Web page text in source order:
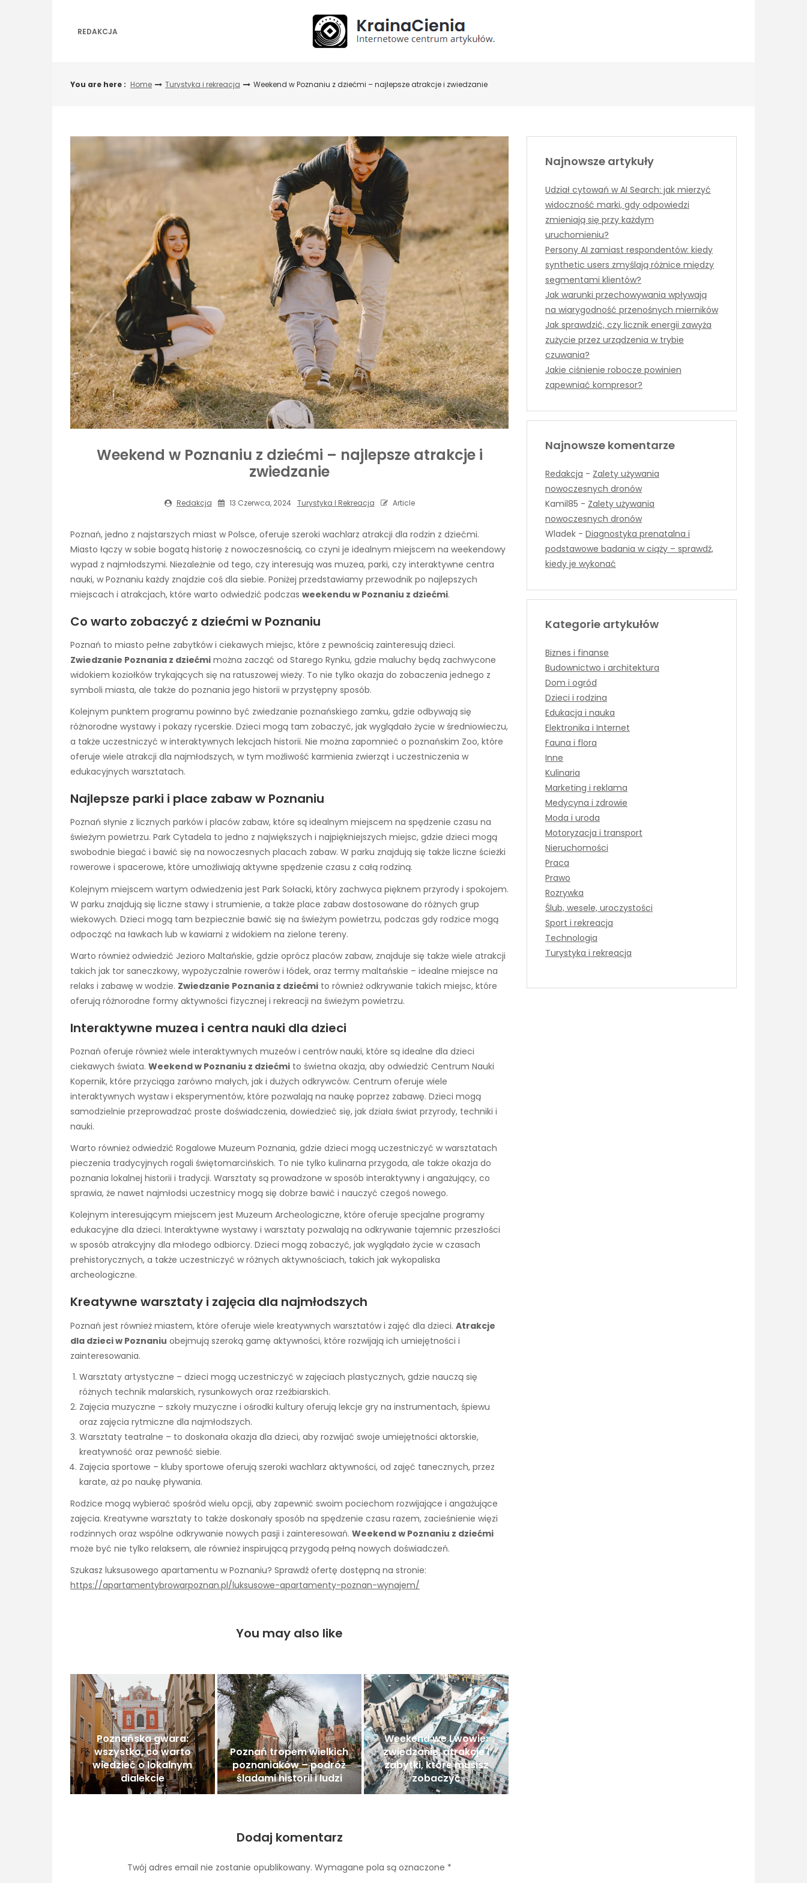
REDAKCJA
You are here : Home Turystyka i rekreacja Weekend w Poznaniu z dziećmi – najlepsze atrakcje i zwiedzanie
Weekend w Poznaniu z dziećmi – najlepsze atrakcje i
zwiedzanie
Redakcja 13 Czerwca, 2024 Turystyka I Rekreacja Article
Poznań, jedno z najstarszych miast w Polsce, oferuje szeroki wachlarz atrakcji dla rodzin z dziećmi.
Miasto łączy w sobie bogatą historię z nowoczesnością, co czyni je idealnym miejscem na weekendowy
wypad z najmłodszymi. Niezależnie od tego, czy interesują was muzea, parki, czy interaktywne centra
nauki, w Poznaniu każdy znajdzie coś dla siebie. Poniżej przedstawiamy przewodnik po najlepszych
miejscach i atrakcjach, które warto odwiedzić podczas weekendu w Poznaniu z dziećmi.
Co warto zobaczyć z dziećmi w Poznaniu
Poznań to miasto pełne zabytków i ciekawych miejsc, które z pewnością zainteresują dzieci.
Zwiedzanie Poznania z dziećmi można zacząć od Starego Rynku, gdzie maluchy będą zachwycone
widokiem koziołków trykających się na ratuszowej wieży. To nie tylko okazja do zobaczenia jednego z
symboli miasta, ale także do poznania jego historii w przystępny sposób.
Kolejnym punktem programu powinno być zwiedzanie poznańskiego zamku, gdzie odbywają się
różnorodne wystawy i pokazy rycerskie. Dzieci mogą tam zobaczyć, jak wyglądało życie w średniowieczu,
a także uczestniczyć w interaktywnych lekcjach historii. Nie można zapomnieć o poznańskim Zoo, które
oferuje wiele atrakcji dla najmłodszych, w tym możliwość karmienia zwierząt i uczestniczenia w
edukacyjnych warsztatach.
Najlepsze parki i place zabaw w Poznaniu
Poznań słynie z licznych parków i placów zabaw, które są idealnym miejscem na spędzenie czasu na
świeżym powietrzu. Park Cytadela to jedno z największych i najpiękniejszych miejsc, gdzie dzieci mogą
swobodnie biegać i bawić się na nowoczesnych placach zabaw. W parku znajdują się także liczne ścieżki
rowerowe i spacerowe, które umożliwiają aktywne spędzenie czasu z całą rodziną.
Kolejnym miejscem wartym odwiedzenia jest Park Sołacki, który zachwyca pięknem przyrody i spokojem.
W parku znajdują się liczne stawy i strumienie, a także place zabaw dostosowane do różnych grup
wiekowych. Dzieci mogą tam bezpiecznie bawić się na świeżym powietrzu, podczas gdy rodzice mogą
odpocząć na ławkach lub w kawiarni z widokiem na zielone tereny.
Warto również odwiedzić Jezioro Maltańskie, gdzie oprócz placów zabaw, znajduje się także wiele atrakcji
takich jak tor saneczkowy, wypożyczalnie rowerów i łódek, oraz termy maltańskie – idealne miejsce na
relaks i zabawę w wodzie. Zwiedzanie Poznania z dziećmi to również odkrywanie takich miejsc, które
oferują różnorodne formy aktywności fizycznej i rekreacji na świeżym powietrzu.
Interaktywne muzea i centra nauki dla dzieci
Poznań oferuje również wiele interaktywnych muzeów i centrów nauki, które są idealne dla dzieci
ciekawych świata. Weekend w Poznaniu z dziećmi to świetna okazja, aby odwiedzić Centrum Nauki
Kopernik, które przyciąga zarówno małych, jak i dużych odkrywców. Centrum oferuje wiele
interaktywnych wystaw i eksperymentów, które pozwalają na naukę poprzez zabawę. Dzieci mogą
samodzielnie przeprowadzać proste doświadczenia, dowiedzieć się, jak działa świat przyrody, techniki i
nauki.
Warto również odwiedzić Rogalowe Muzeum Poznania, gdzie dzieci mogą uczestniczyć w warsztatach
pieczenia tradycyjnych rogali świętomarcińskich. To nie tylko kulinarna przygoda, ale także okazja do
poznania lokalnej historii i tradycji. Warsztaty są prowadzone w sposób interaktywny i angażujący, co
sprawia, że nawet najmłodsi uczestnicy mogą się dobrze bawić i nauczyć czegoś nowego.
Kolejnym interesującym miejscem jest Muzeum Archeologiczne, które oferuje specjalne programy
edukacyjne dla dzieci. Interaktywne wystawy i warsztaty pozwalają na odkrywanie tajemnic przeszłości
w sposób atrakcyjny dla młodego odbiorcy. Dzieci mogą zobaczyć, jak wyglądało życie w czasach
prehistorycznych, a także uczestniczyć w różnych aktywnościach, takich jak wykopaliska
archeologiczne.
Kreatywne warsztaty i zajęcia dla najmłodszych
Poznań jest również miastem, które oferuje wiele kreatywnych warsztatów i zajęć dla dzieci. Atrakcje
dla dzieci w Poznaniu obejmują szeroką gamę aktywności, które rozwijają ich umiejętności i
zainteresowania.
Warsztaty artystyczne – dzieci mogą uczestniczyć w zajęciach plastycznych, gdzie nauczą się
różnych technik malarskich, rysunkowych oraz rzeźbiarskich.
Zajęcia muzyczne – szkoły muzyczne i ośrodki kultury oferują lekcje gry na instrumentach, śpiewu
oraz zajęcia rytmiczne dla najmłodszych.
Warsztaty teatralne – to doskonała okazja dla dzieci, aby rozwijać swoje umiejętności aktorskie,
kreatywność oraz pewność siebie.
Zajęcia sportowe – kluby sportowe oferują szeroki wachlarz aktywności, od zajęć tanecznych, przez
karate, aż po naukę pływania.
Rodzice mogą wybierać spośród wielu opcji, aby zapewnić swoim pociechom rozwijające i angażujące
zajęcia. Kreatywne warsztaty to także doskonały sposób na spędzenie czasu razem, zacieśnienie więzi
rodzinnych oraz wspólne odkrywanie nowych pasji i zainteresowań. Weekend w Poznaniu z dziećmi
może być nie tylko relaksem, ale również inspirującą przygodą pełną nowych doświadczeń.
Szukasz luksusowego apartamentu w Poznaniu? Sprawdź ofertę dostępną na stronie:
https://apartamentybrowarpoznan.pl/luksusowe-apartamenty-poznan-wynajem/
You may also like
Poznańska gwara:
wszystko, co warto
wiedzieć o lokalnym
dialekcie
Poznań tropem wielkich
poznaniaków – podróż
śladami historii i ludzi
Weekend we Lwowie:
zwiedzanie, atrakcje i
zabytki, które musisz
zobaczyć
Dodaj komentarz
Twój adres email nie zostanie opublikowany. Wymagane pola są oznaczone *
Najnowsze artykuły
Udział cytowań w AI Search: jak mierzyć
widoczność marki, gdy odpowiedzi
zmieniają się przy każdym
uruchomieniu?
Persony AI zamiast respondentów: kiedy
synthetic users zmyślają różnice między
segmentami klientów?
Jak warunki przechowywania wpływają
na wiarygodność przenośnych mierników
Jak sprawdzić, czy licznik energii zawyża
zużycie przez urządzenia w trybie
czuwania?
Jakie ciśnienie robocze powinien
zapewniać kompresor?
Najnowsze komentarze
Redakcja - Zalety używania
nowoczesnych dronów
Kamil85 - Zalety używania
nowoczesnych dronów
Wladek - Diagnostyka prenatalna i
podstawowe badania w ciąży – sprawdź,
kiedy je wykonać
Kategorie artykułów
Biznes i finanse
Budownictwo i architektura
Dom i ogród
Dzieci i rodzina
Edukacja i nauka
Elektronika i Internet
Fauna i flora
Inne
Kulinaria
Marketing i reklama
Medycyna i zdrowie
Moda i uroda
Motoryzacja i transport
Nieruchomości
Praca
Prawo
Rozrywka
Ślub, wesele, uroczystości
Sport i rekreacja
Technologia
Turystyka i rekreacja